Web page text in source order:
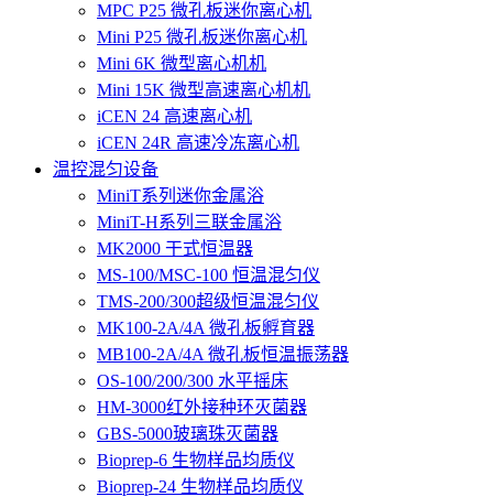
MPC P25 微孔板迷你离心机
Mini P25 微孔板迷你离心机
Mini 6K 微型离心机机
Mini 15K 微型高速离心机机
iCEN 24 高速离心机
iCEN 24R 高速冷冻离心机
温控混匀设备
MiniT系列迷你金属浴
MiniT-H系列三联金属浴
MK2000 干式恒温器
MS-100/MSC-100 恒温混匀仪
TMS-200/300超级恒温混匀仪
MK100-2A/4A 微孔板孵育器
MB100-2A/4A 微孔板恒温振荡器
OS-100/200/300 水平摇床
HM-3000红外接种环灭菌器
GBS-5000玻璃珠灭菌器
Bioprep-6 生物样品均质仪
Bioprep-24 生物样品均质仪